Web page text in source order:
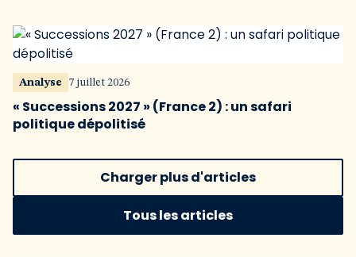
Analyse 7 juillet 2026
« Successions 2027 » (France 2) : un safari
politique dépolitisé
Charger plus d'articles
Tous les articles